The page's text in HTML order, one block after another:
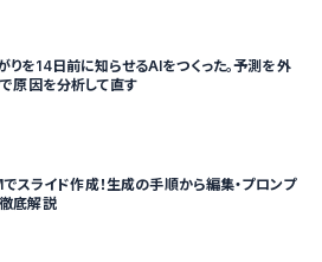
りを14日前に知らせるAIをつくった。予測を外
原因を分析して直す
ライド作成！生成の手順から編集・プロンプ
徹底解説